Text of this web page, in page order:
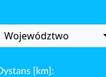
Województwo
[km]: